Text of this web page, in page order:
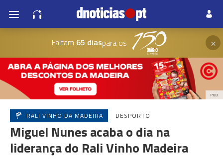
Faltam 65 diaspara os ×
PUB
RALI VINHO DA MADEIRA DESPORTO
Miguel Nunes acaba o dia na
liderança do Rali Vinho Madeira